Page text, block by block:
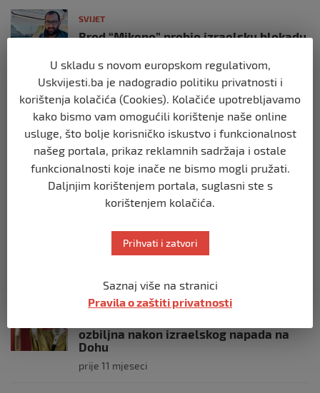
SVIJET
Brod “Mikeno” probio izraelsku blokadu
vijori zastavu BiH
prije 10 mjeseci
SVIJET
Opsadno stanje u Münchenu, odjeknulo
nekoliko eksplozija: Ima žrtava,
policijske snage na terenu
prije 10 mjeseci
Putin: Spremni smo vojno uzvratiti
SVIJET
ozbiljna nakon izraelskog napada na
Dohu
prije 11 mjeseci
U skladu s novom europskom regulativom,
Uskvijesti.ba je nadogradio politiku privatnosti i
korištenja kolačića (Cookies). Kolačiće upotrebljavamo
kako bismo vam omogućili korištenje naše online
usluge, što bolje korisničko iskustvo i funkcionalnost
našeg portala, prikaz reklamnih sadržaja i ostale
funkcionalnosti koje inače ne bismo mogli pružati.
Daljnjim korištenjem portala, suglasni ste s
korištenjem kolačića.
Prihvati i zatvori
Saznaj više na stranici
Pravila o zaštiti privatnosti